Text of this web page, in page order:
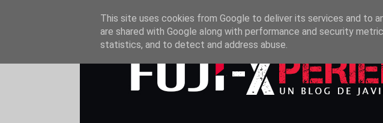
This site uses cookies from Google to deliver its services and to
are shared with Google along with performance and security
statistics, and to detect and address abuse.